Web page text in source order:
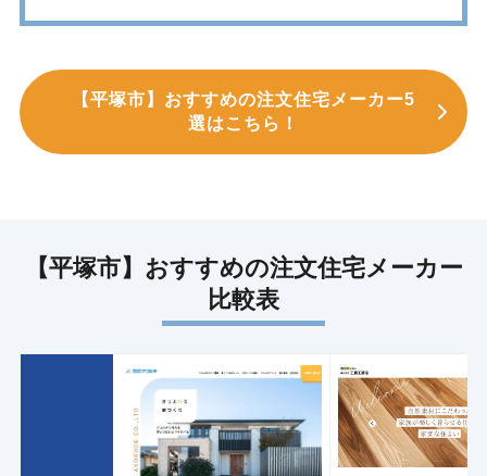
【平塚市】おすすめの注文住宅メーカー5
選はこちら！
【平塚市】おすすめの注文住宅メーカー
比較表